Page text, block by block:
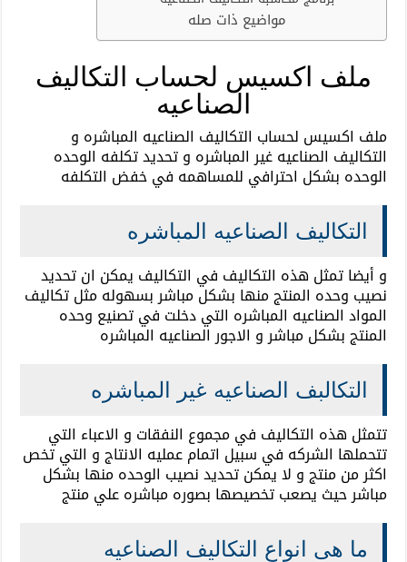
مواضيع ذات صله
ملف اكسيس لحساب التكاليف
الصناعيه
ملف اكسيس لحساب التكاليف الصناعيه المباشره و
التكاليف الصناعيه غير المباشره و تحديد تكلفه الوحده
الوحده بشكل احترافي للمساهمه في خفض التكلفه
التكاليف الصناعيه المباشره
و أيضا تمثل هذه التكاليف في التكاليف يمكن ان تحديد
نصيب وحده المنتج منها بشكل مباشر بسهوله مثل تكاليف
المواد الصناعيه المباشره التي دخلت في تصنيع وحده
المنتج بشكل مباشر و الاجور الصناعيه المباشره
التكالبف الصناعيه غير المباشره
تتمثل هذه التكاليف في مجموع النفقات و الاعباء التي
تتحملها الشركه في سبيل اتمام عمليه الانتاج و التي تخص
اكثر من منتج و لا يمكن تحديد نصيب الوحده منها بشكل
مباشر حيث يصعب تخصيصها بصوره مباشره علي منتج
ما هى انواع التكاليف الصناعيه